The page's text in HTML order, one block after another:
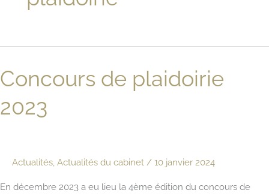
Concours de plaidoirie
2023
Actualités Actualités du cabinet / 10 janvier 2024
En décembre 2023 a eu lieu la 4ème édition du concours de